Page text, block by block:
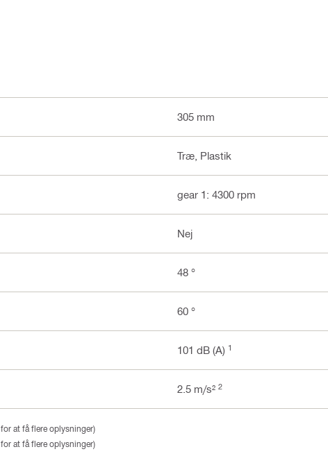
305 mm
Træ, Plastik
gear 1: 4300 rpm
Nej
48 °
60 °
101 dB (A) 1
2.5 m/s² 2
at få flere oplysninger)
at få flere oplysninger)